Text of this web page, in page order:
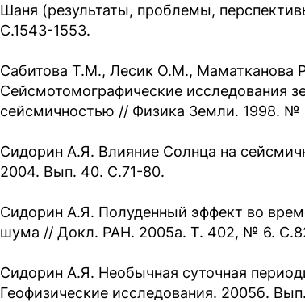
Шаня (результаты, проблемы,
С.1543-1553.
Сабитова Т.М., Лесик О.М., Маматканова
Сейсмотомографические исследования
сейсмичностью // Физика Земли. 1998. №
Сидорин А.Я. Влияние Солнца на
2004. Вып. 40. С.71-80.
Сидорин А.Я. Полуденный эффект во
шума // Докл. РАН. 2005а. Т. 402, № 6.
Сидорин А.Я. Необычная суточная
Геофизические исследования. 2005б.